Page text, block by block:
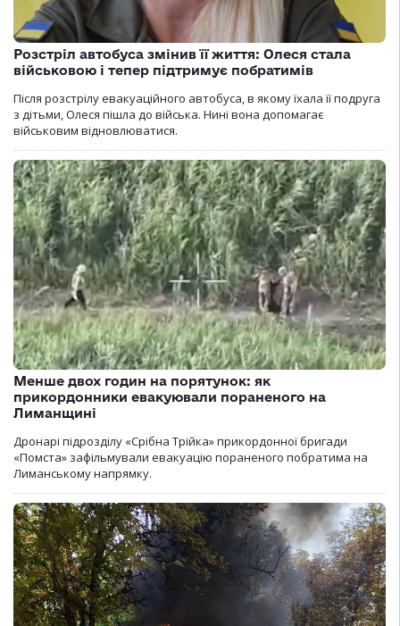
Розстріл автобуса змінив її життя: Олеся стала
військовою і тепер підтримує побратимів
Після розстрілу евакуаційного автобуса, в якому їхала її подруга
з дітьми, Олеся пішла до війська. Нині вона допомагає
військовим відновлюватися.
Менше двох годин на порятунок: як
прикордонники евакуювали пораненого на
Лиманщині
Дронарі підрозділу «Срібна Трійка» прикордонної бригади
«Помста» зафільмували евакуацію пораненого побратима на
Лиманському напрямку.